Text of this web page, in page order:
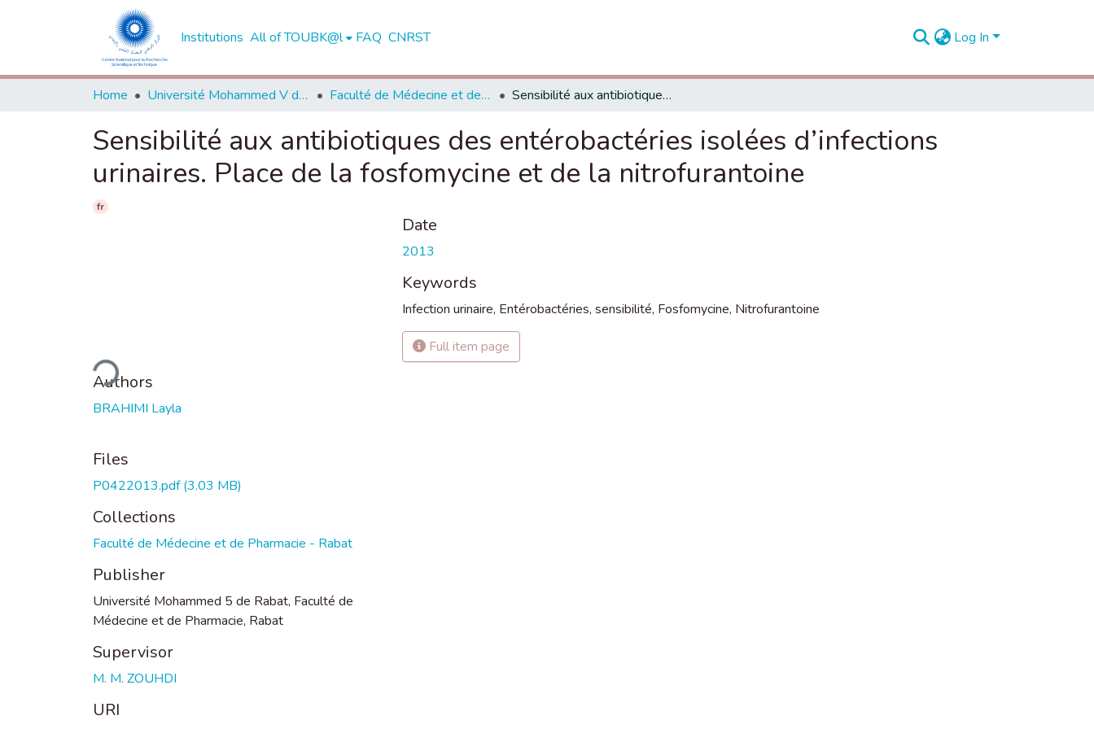
Institutions All of TOUBK@l FAQ CNRST Log In
Home Université Mohammed V de Rabat Faculté de Médecine et de Pharmacie - Rabat Sensibilité aux antibiotiques des entérobactéries isolées d’infections urinaires. Place de la fosfomycine et de la nitrofurantoine
Sensibilité aux antibiotiques des entérobactéries isolées d’infections
urinaires. Place de la fosfomycine et de la nitrofurantoine
fr
Loading...
Authors
BRAHIMI Layla
Files
P0422013.pdf(3.03 MB)
Collections
Faculté de Médecine et de Pharmacie - Rabat
Publisher
Université Mohammed 5 de Rabat, Faculté de
Médecine et de Pharmacie, Rabat
Supervisor
M. M. ZOUHDI
URI
Date
2013
Keywords
Infection urinaire, Entérobactéries, sensibilité, Fosfomycine, Nitrofurantoine
Full item page